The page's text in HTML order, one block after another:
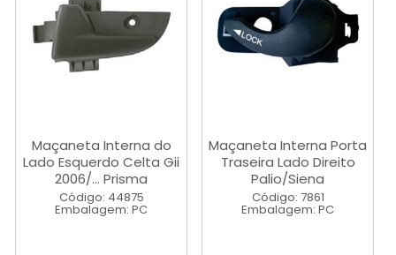
Maçaneta Interna do
Lado Esquerdo Celta Gii
2006/... Prisma
Código: 44875
Embalagem: PC
Maçaneta Interna Porta
Traseira Lado Direito
Palio/Siena
Código: 7861
Embalagem: PC